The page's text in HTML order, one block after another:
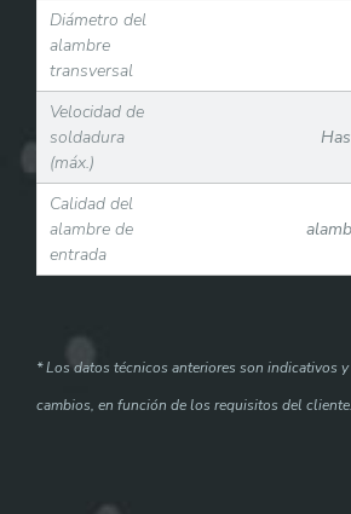
Diámetro del
alambre
transversal
Velocidad de
soldadura
(máx.)
Calidad del
alambre de
entrada
* Los datos técnicos anteriores son indicativos
cambios, en función de los requisitos del cliente.